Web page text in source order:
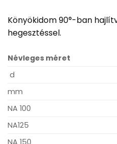
Könyökidom 90°-ban
hegesztéssel.
Névleges méret
d
mm
NA 100
NA125
NA 150